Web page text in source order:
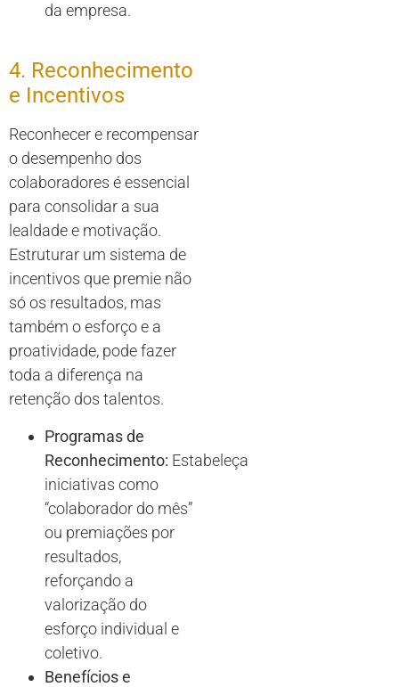
da empresa.
4. Reconhecimento
e Incentivos
Reconhecer e recompensar
o desempenho dos
colaboradores é essencial
para consolidar a sua
lealdade e motivação.
Estruturar um sistema de
incentivos que premie não
só os resultados, mas
também o esforço e a
proatividade, pode fazer
toda a diferença na
retenção dos talentos.
Programas de
Reconhecimento: Estabeleça
iniciativas como
“colaborador do mês”
ou premiações por
resultados,
reforçando a
valorização do
esforço individual e
coletivo.
Benefícios e